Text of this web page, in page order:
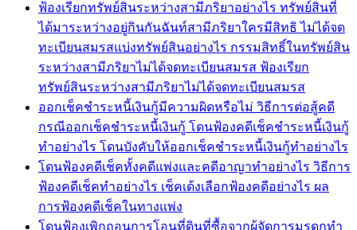
ฟ้องเรียกทรัพย์สินระหว่างสามีภริยาอย่างไร ทรัพย์สินที่
ได้มาระหว่างอยู่กินกันฉันท์สามีภริยาใครมีสิทธิ ไม่ได้จด
ทะเบียนสมรสแบ่งทรัพย์สินอย่างไร กรรมสิทธิ์ในทรัพย์สิน
ระหว่างสามีภริยาไม่ได้จดทะเบียนสมรส ฟ้องเรียก
ทรัพย์สินระหว่างสามีภริยาไม่ได้จดทะเบียนสมรส
ออกเช็คชำระหนี้เงินกู้มีความผิดหรือไม่ วิธีการต่อสู้คดี
กรณีออกเช็คชำระหนี้เงินกู้ โดนฟ้องคดีเช็คชำระหนี้เงินกู้
ทำอย่างไร โดนบังคับให้ออกเช็คชำระหนี้เงินกู้ทำอย่างไร
โดนฟ้องคดีเช็คทั้งคดีแพ่งและคดีอาญาทำอย่างไร วิธีการ
ฟ้องคดีเช็คทำอย่างไร เช็คเด้งเลือกฟ้องคดีอย่างไร ผล
การฟ้องคดีเช็คในทางแพ่ง
โดนฟ้องเพิกถอนการโอนที่ดินที่ซื้อจากผู้จัดการมรดกทำ